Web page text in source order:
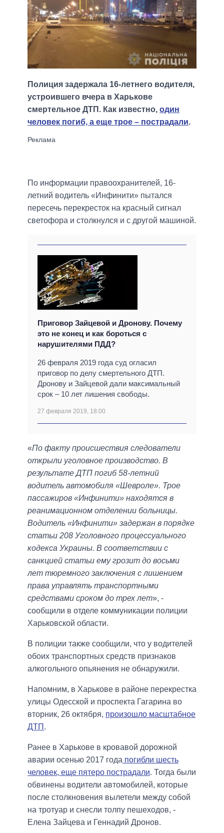
Полиция задержала 16-летнего водителя,
устроившего вчера в Харькове
смертельное ДТП. Как известно, один
человек погиб, а еще трое – пострадали.
По информации правоохранителей, 16-
летний водитель «Инфинити» пытался
пересечь перекресток на красный сигнал
светофора и столкнулся и с другой машиной.
Приговор Зайцевой и Дронову. Почему
это не конец и как бороться с
нарушителями ПДД?
26 февраля 2019 года суд огласил
приговор по делу смертельного ДТП.
Дронову и Зайцевой дали максимальный
срок – 10 лет лишения свободы.
27 февраля 2019, 18:00
«По факту происшествия следователи
открыли уголовное производство. В
результате ДТП погиб 58-летний
водитель автомобиля «Шевроле». Трое
пассажиров «Инфинити» находятся в
реанимационном отделении больницы.
Водитель «Инфинити» задержан в порядке
статьи 208 Уголовного процессуального
кодекса Украины. В соответствии с
санкцией статьи ему грозит до восьми
лет тюремного заключения с лишением
права управлять транспортными
средствами сроком до трех лет», -
сообщили в отделе коммуникации полиции
Харьковской области.
В полиции также сообщили, что у водителей
обоих транспортных средств признаков
алкогольного опьянения не обнаружили.
Напомним, в Харькове в районе перекрестка
улицы Одесской и проспекта Гагарина во
вторник, 26 октября, произошло масштабное
ДТП .
Ранее в Харькове в кровавой дорожной
аварии осенью 2017 года погибли шесть
человек, еще пятеро пострадали. Тогда были
обвинены водители автомобилей, которые
после столкновения вылетели между собой
на тротуар и снесли толпу пешеходов, -
Елена Зайцева и Геннадий Дронов.